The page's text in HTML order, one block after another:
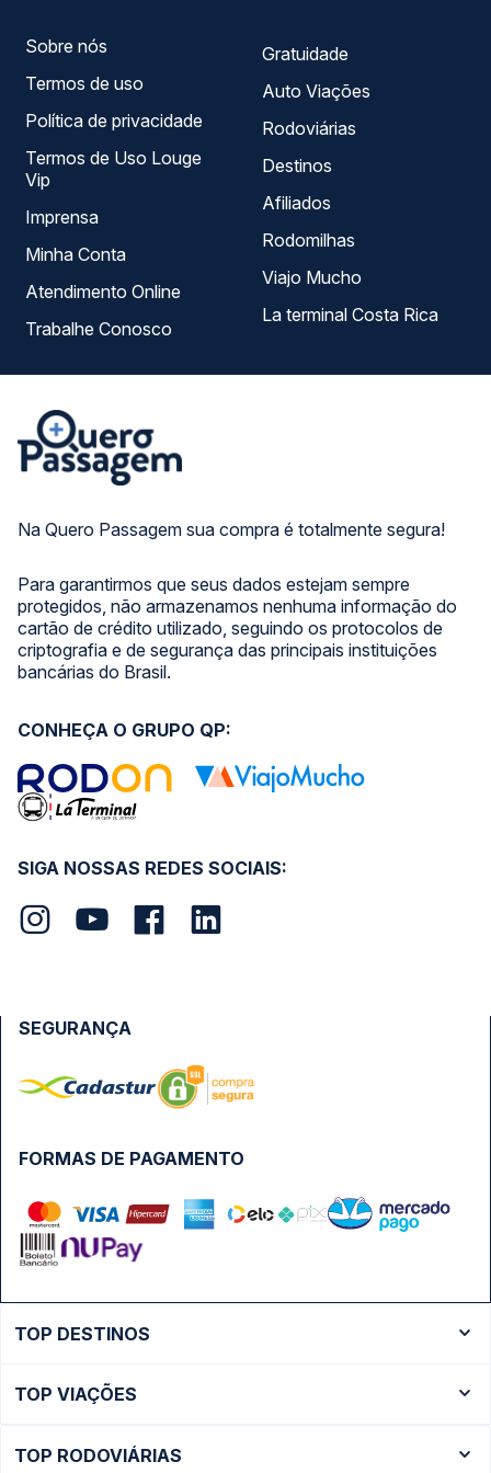
Na Quero Passagem sua compra é totalmente segura!
Para garantirmos que seus dados estejam sempre
protegidos, não armazenamos nenhuma informação do
cartão de crédito utilizado, seguindo os protocolos de
criptografia e de segurança das principais instituições
bancárias do Brasil.
Sobre nós
Termos de uso
Política de privacidade
Termos de Uso Louge
Vip
Imprensa
Minha Conta
Atendimento Online
Trabalhe Conosco
Gratuidade
Auto Viações
Rodoviárias
Destinos
Afiliados
Rodomilhas
Viajo Mucho
La terminal Costa Rica
SIGA NOSSAS REDES SOCIAIS:
CONHEÇA O GRUPO QP:
FORMAS DE PAGAMENTO
SEGURANÇA
TOP DESTINOS
Ônibus São Paulo
TOP VIAÇÕES
TOP RODOVIÁRIAS